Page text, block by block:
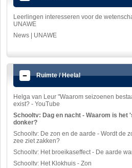
Leerlingen interesseren voor de
UNAWE
News | UNAWE
Ruimte / Heelal
Helga van Leur "Waarom seizoenen
exist? - YouTube
Schooltv: Dag en nacht - Waarom is het
donker?
Schooltv: De zon en de aarde - Wordt de
zee ziet zakken?
Schooltv: Het broeikaseffect - De aarde
Schooltv: Het Klokhuis - Zon